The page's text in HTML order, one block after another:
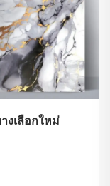
งเลือกใหม่